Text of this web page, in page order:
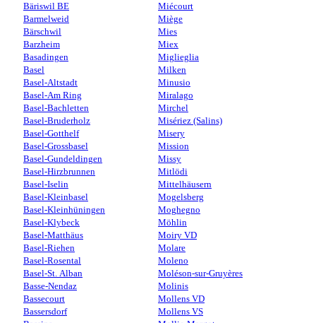
Bäriswil BE
Barmelweid
Bärschwil
Barzheim
Basadingen
Basel
Basel-Altstadt
Basel-Am Ring
Basel-Bachletten
Basel-Bruderholz
Basel-Gotthelf
Basel-Grossbasel
Basel-Gundeldingen
Basel-Hirzbrunnen
Basel-Iselin
Basel-Kleinbasel
Basel-Kleinhüningen
Basel-Klybeck
Basel-Matthäus
Basel-Riehen
Basel-Rosental
Basel-St. Alban
Basse-Nendaz
Bassecourt
Bassersdorf
Miécourt
Miège
Mies
Miex
Miglieglia
Milken
Minusio
Miralago
Mirchel
Misériez (Salins)
Misery
Mission
Missy
Mitlödi
Mittelhäusern
Mogelsberg
Moghegno
Möhlin
Moiry VD
Molare
Moleno
Moléson-sur-Gruyères
Molinis
Mollens VD
Mollens VS